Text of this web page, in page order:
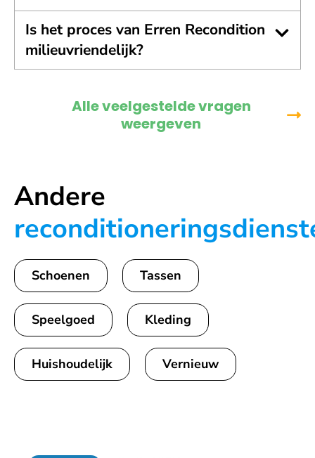
Is het proces van Erren Recondition
milieuvriendelijk?
Alle veelgestelde vragen
weergeven
Andere
Schoenen Tassen
Speelgoed Kleding
Huishoudelijk Vernieuw